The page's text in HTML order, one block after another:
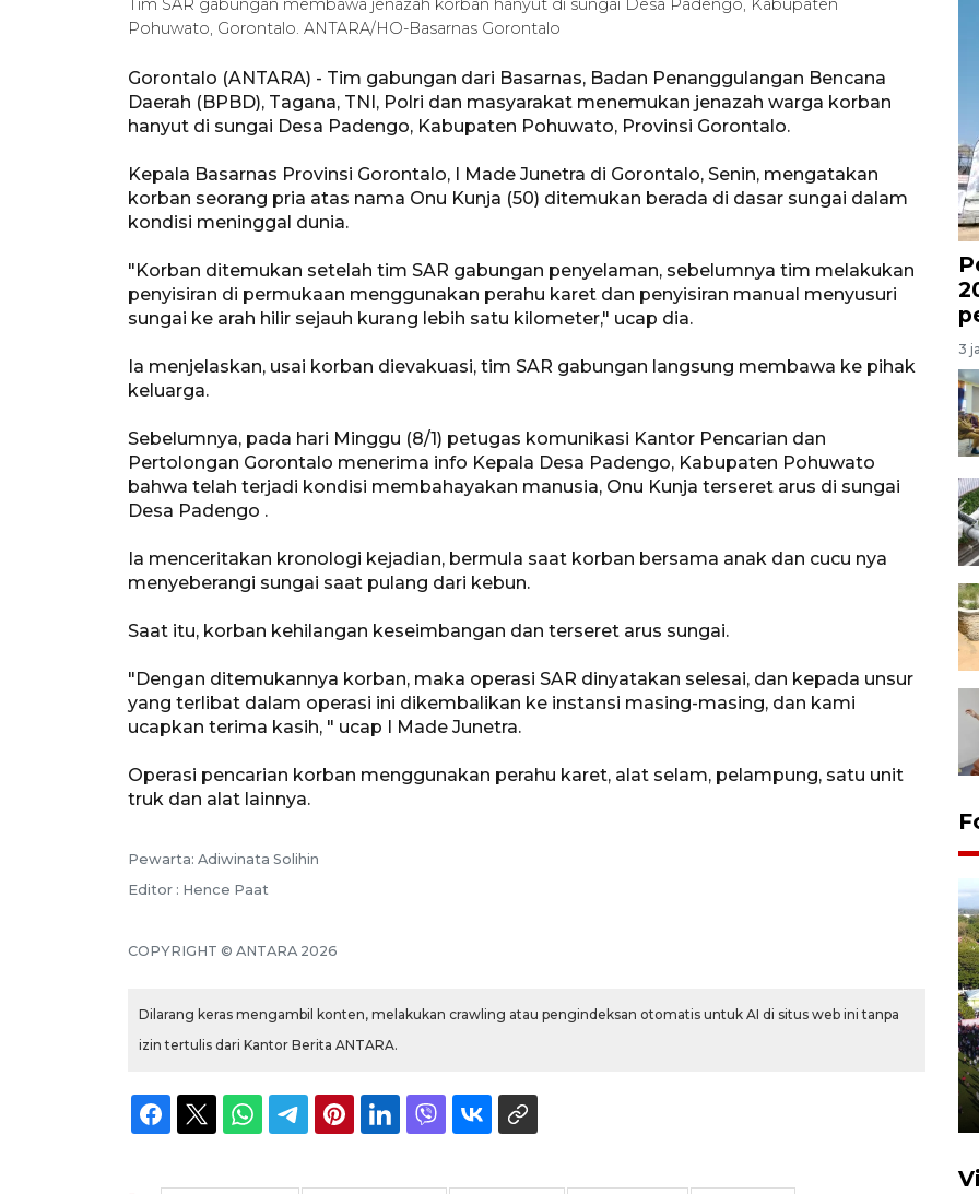
Tim SAR gabungan membawa jenazah korban hanyut di sungai Desa Padengo, Kabupaten
Pohuwato, Gorontalo. ANTARA/HO-Basarnas Gorontalo
Gorontalo (ANTARA) - Tim gabungan dari Basarnas, Badan Penanggulangan Bencana
Daerah (BPBD), Tagana, TNI, Polri dan masyarakat menemukan jenazah warga korban
hanyut di sungai Desa Padengo, Kabupaten Pohuwato, Provinsi Gorontalo.
Kepala Basarnas Provinsi Gorontalo, I Made Junetra di Gorontalo, Senin, mengatakan
korban seorang pria atas nama Onu Kunja (50) ditemukan berada di dasar sungai dalam
kondisi meninggal dunia.
"Korban ditemukan setelah tim SAR gabungan penyelaman, sebelumnya tim melakukan
penyisiran di permukaan menggunakan perahu karet dan penyisiran manual menyusuri
sungai ke arah hilir sejauh kurang lebih satu kilometer," ucap dia.
Ia menjelaskan, usai korban dievakuasi, tim SAR gabungan langsung membawa ke pihak
keluarga.
Sebelumnya, pada hari Minggu (8/1) petugas komunikasi Kantor Pencarian dan
Pertolongan Gorontalo menerima info Kepala Desa Padengo, Kabupaten Pohuwato
bahwa telah terjadi kondisi membahayakan manusia, Onu Kunja terseret arus di sungai
Desa Padengo .
Ia menceritakan kronologi kejadian, bermula saat korban bersama anak dan cucu nya
menyeberangi sungai saat pulang dari kebun.
Saat itu, korban kehilangan keseimbangan dan terseret arus sungai.
"Dengan ditemukannya korban, maka operasi SAR dinyatakan selesai, dan kepada unsur
yang terlibat dalam operasi ini dikembalikan ke instansi masing-masing, dan kami
ucapkan terima kasih, " ucap I Made Junetra.
Operasi pencarian korban menggunakan perahu karet, alat selam, pelampung, satu unit
truk dan alat lainnya.
Pewarta: Adiwinata Solihin
Editor : Hence Paat
COPYRIGHT © ANTARA 2026
Dilarang keras mengambil konten, melakukan crawling atau pengindeksan otomatis untuk AI di situs web ini tanpa
izin tertulis dari Kantor Berita ANTARA.
3
UPACARA HUT KE-78